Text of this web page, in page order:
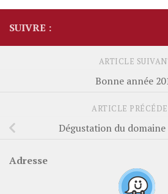
SUIVRE :
ARTICLE
Bonne année
ARTICLE
Dégustation du domaine
Adresse